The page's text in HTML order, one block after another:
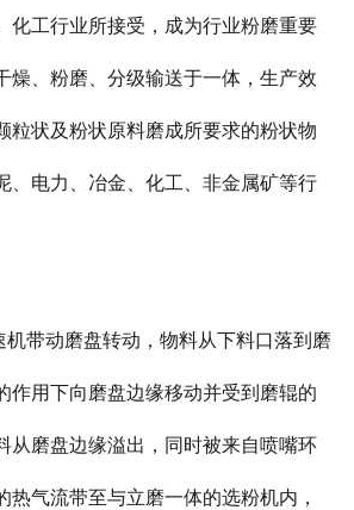
化工行业所接受，成为行业粉磨重要
燥、粉磨、分级输送于一体，生产效
粒状及粉状原料磨成所要求的粉状物
、电力、冶金、化工、非金属矿等行
带动磨盘转动，物料从下料口落到磨
作用下向磨盘边缘移动并受到磨辊的
从磨盘边缘溢出，同时被来自喷嘴环
热气流带至与立磨一体的选粉机内，